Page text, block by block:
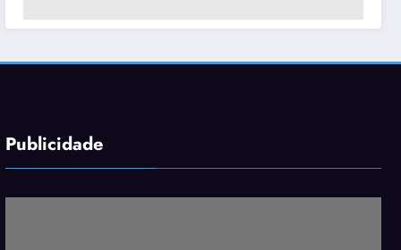
Publicidade